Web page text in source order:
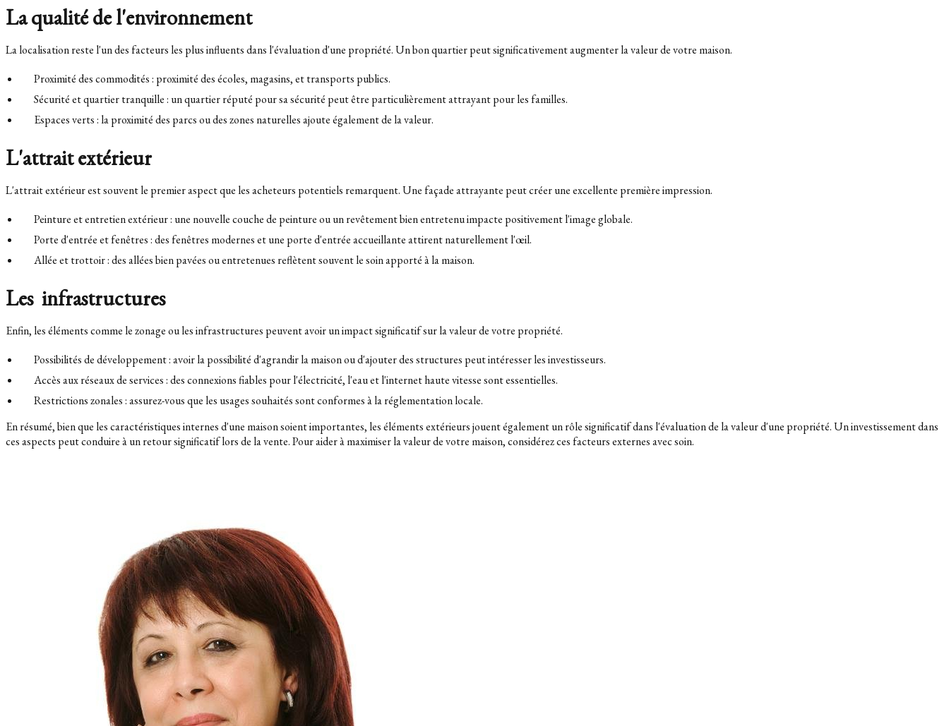
La qualité de l'environnement
La localisation reste l'un des facteurs les plus influents dans l'évaluation d'une propriété. Un bon quartier peut significativement augmenter la valeur de votre maison.
Proximité des commodités : proximité des écoles, magasins, et transports publics.
Sécurité et quartier tranquille : un quartier réputé pour sa sécurité peut être particulièrement attrayant pour les familles.
Espaces verts : la proximité des parcs ou des zones naturelles ajoute également de la valeur.
L'attrait extérieur
L'attrait extérieur est souvent le premier aspect que les acheteurs potentiels remarquent. Une façade attrayante peut créer une excellente première impression.
Peinture et entretien extérieur : une nouvelle couche de peinture ou un revêtement bien entretenu impacte positivement l'image globale.
Porte d'entrée et fenêtres : des fenêtres modernes et une porte d'entrée accueillante attirent naturellement l'œil.
Allée et trottoir : des allées bien pavées ou entretenues reflètent souvent le soin apporté à la maison.
Les infrastructures
Enfin, les éléments comme le zonage ou les infrastructures peuvent avoir un impact significatif sur la valeur de votre propriété.
Possibilités de développement : avoir la possibilité d'agrandir la maison ou d'ajouter des structures peut intéresser les investisseurs.
Accès aux réseaux de services : des connexions fiables pour l'électricité, l'eau et l'internet haute vitesse sont essentielles.
Restrictions zonales : assurez-vous que les usages souhaités sont conformes à la réglementation locale.
En résumé, bien que les caractéristiques internes d'une maison soient importantes, les éléments extérieurs jouent également un rôle significatif dans l'évaluation de la valeur d'une propriété. Un investissement dans
ces aspects peut conduire à un retour significatif lors de la vente. Pour aider à maximiser la valeur de votre maison, considérez ces facteurs externes avec soin.